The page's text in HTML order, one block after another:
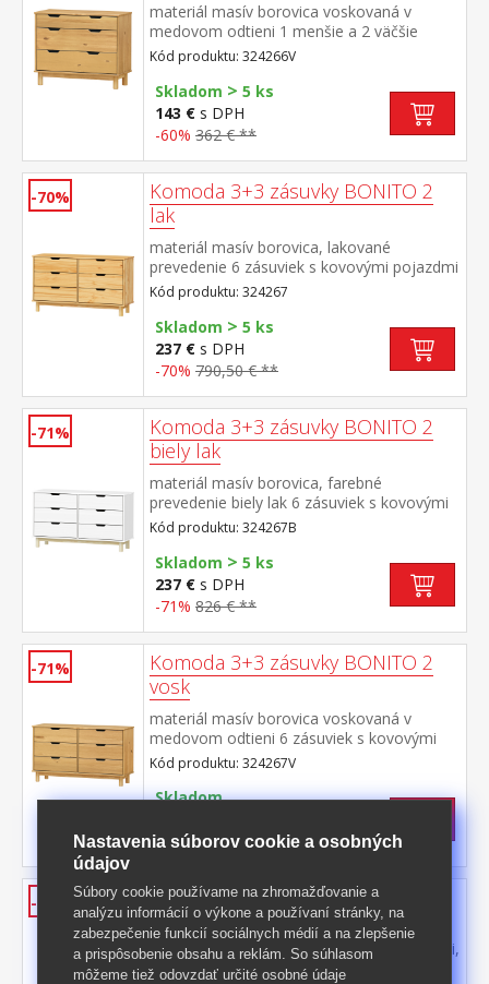
materiál masív borovica voskovaná v
medovom odtieni 1 menšie a 2 väčšie
zásuvky s kovovými pojazdmi
Kód produktu: 324266V
Skladom > 5 ks
143 € s DPH
-60% 362 € **
-70%
Komoda 3+3 zásuvky BONITO 2
lak
materiál masív borovica, lakované
prevedenie 6 zásuviek s kovovými pojazdmi
Kód produktu: 324267
Skladom > 5 ks
237 € s DPH
-70% 790,50 € **
-71%
Komoda 3+3 zásuvky BONITO 2
biely lak
materiál masív borovica, farebné
prevedenie biely lak 6 zásuviek s kovovými
pojazdmi
Kód produktu: 324267B
Skladom > 5 ks
237 € s DPH
-71% 826 € **
-71%
Komoda 3+3 zásuvky BONITO 2
vosk
materiál masív borovica voskovaná v
medovom odtieni 6 zásuviek s kovovými
pojazdmi
Kód produktu: 324267V
Skladom
-71% 834,50 € **
-59% Botník BONITO 2 lak
materiál masív borovica, lakované
prevedenie 1 zásuvka s kovovými pojazdmi,
2 dvojradové výklopy
Kód produktu: 324291
Nastavenia súborov cookie a osobných
údajov
Súbory cookie používame na zhromažďovanie a
analýzu informácií o výkone a používaní stránky, na
zabezpečenie funkcií sociálnych médií a na zlepšenie
a prispôsobenie obsahu a reklám. So súhlasom
môžeme tiež odovzdať určité osobné údaje